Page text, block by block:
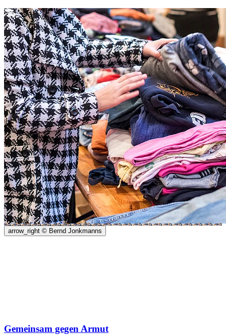
arrow_right © Bernd Jonkmanns
Gemeinsam gegen Armut